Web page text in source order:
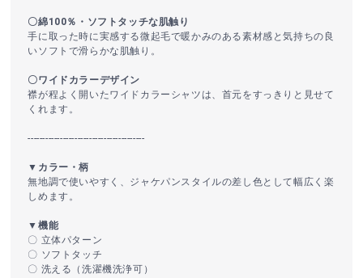
〇綿100％・ソフトタッチな肌触り
手に取った時に実感する微起毛で暖かみのある素材感と気持ちの良
いソフトで滑らかな肌触り。
〇ワイドカラーデザイン
襟が程よく開いたワイドカラーシャツは、首元をすっきりと見せて
くれます。
----------------------------------------
▼カラー・柄
無地調で使いやすく、ジャケパンスタイルの差し色として幅広く楽
しめます。
▼機能
〇 立体パターン
〇 ソフトタッチ
〇 洗える（洗濯機洗浄可）